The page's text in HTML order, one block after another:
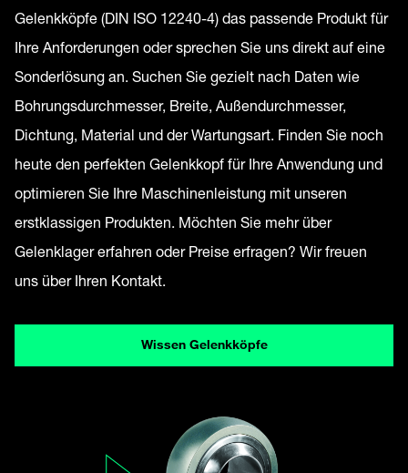
Gelenkköpfe (DIN ISO 12240-4) das passende Produkt für
Ihre Anforderungen oder sprechen Sie uns direkt auf eine
Sonderlösung an. Suchen Sie gezielt nach Daten wie
Bohrungsdurchmesser, Breite, Außendurchmesser,
Dichtung, Material und der Wartungsart. Finden Sie noch
heute den perfekten Gelenkkopf für Ihre Anwendung und
optimieren Sie Ihre Maschinenleistung mit unseren
erstklassigen Produkten. Möchten Sie mehr über
Gelenklager erfahren oder Preise erfragen? Wir freuen
uns über Ihren Kontakt.
Wissen Gelenkköpfe